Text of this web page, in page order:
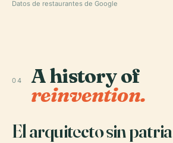
Datos de restaurantes de Google
04 A history of
reinvention.
El arquitecto sin patria